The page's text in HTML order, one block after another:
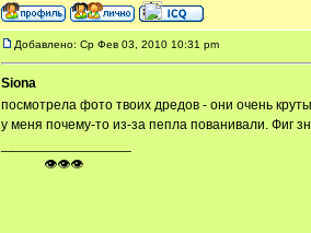
Добавлено: Ср Фев 03, 2010 10:31 pm
Siona
посмотрела фото твоих дредов - они очень
у меня почему-то из-за пепла пованивали. Фиг
ᅠ ᅠ ᅠ👁👁👁